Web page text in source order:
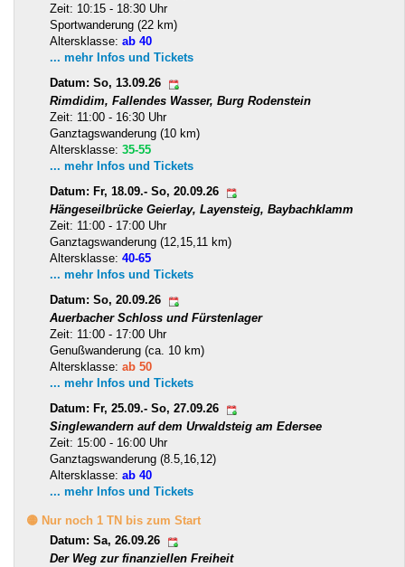
Zeit: 10:15 - 18:30 Uhr
Sportwanderung (22 km)
Altersklasse: ab 40
... mehr Infos und Tickets
Datum: So, 13.09.26
Rimdidim, Fallendes Wasser, Burg Rodenstein
Zeit: 11:00 - 16:30 Uhr
Ganztagswanderung (10 km)
Altersklasse: 35-55
... mehr Infos und Tickets
Datum: Fr, 18.09.- So, 20.09.26
Hängeseilbrücke Geierlay, Layensteig, Baybachklamm
Zeit: 11:00 - 17:00 Uhr
Ganztagswanderung (12,15,11 km)
Altersklasse: 40-65
... mehr Infos und Tickets
Datum: So, 20.09.26
Auerbacher Schloss und Fürstenlager
Zeit: 11:00 - 17:00 Uhr
Genußwanderung (ca. 10 km)
Altersklasse: ab 50
... mehr Infos und Tickets
Datum: Fr, 25.09.- So, 27.09.26
Singlewandern auf dem Urwaldsteig am Edersee
Zeit: 15:00 - 16:00 Uhr
Ganztagswanderung (8.5,16,12)
Altersklasse: ab 40
... mehr Infos und Tickets
🟡 Nur noch 1 TN bis zum Start
Datum: Sa, 26.09.26
Der Weg zur finanziellen Freiheit